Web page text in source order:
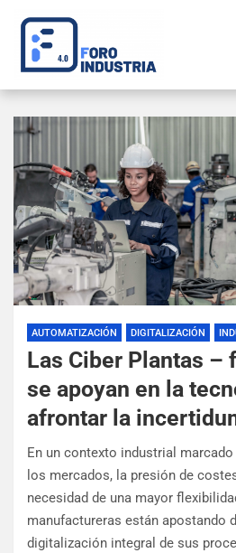
AUTOMATIZACIÓN DIGITALIZACIÓN
Las Ciber Plantas –
se apoyan en la
afrontar la
En un contexto industrial
los mercados, la presión de
necesidad de una mayor
manufactureras están apostando
digitalización integral de sus